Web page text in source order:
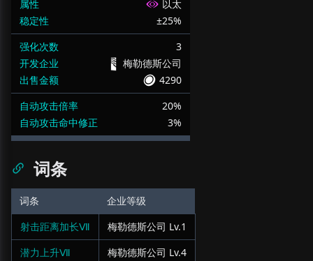
属性
以太
稳定性
±25%
强化次数
3
开发企业
梅勒德斯公司
出售金额
4290
自动攻击倍率
20%
自动攻击命中修正
3%
词条
词条
企业等级
射击距离加长Ⅶ
梅勒德斯公司 Lv.1
潜力上升Ⅶ
梅勒德斯公司 Lv.4